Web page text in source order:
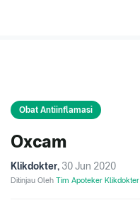
Obat Antiinflamasi
Oxcam
Klikdokter, 30 Jun 2020
Ditinjau Oleh Tim Apoteker Klikdokter